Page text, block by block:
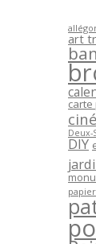
art
carte
Deux-
DIY